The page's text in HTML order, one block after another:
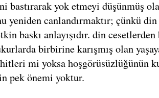
bastırarak yok etmeyi düşünmüş
yeniden canlandırmaktır; çünkü
baskı anlayışıdır. din
birbirine karışmış olan
mi yoksa hoşgörüsüzlüğünün
pek önemi yoktur.